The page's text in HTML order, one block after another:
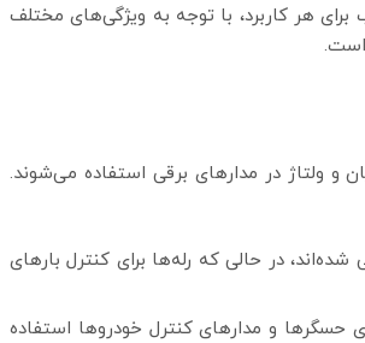
برای هر کاربرد، با توجه به ویژگی‌های مختلف
است.
و ولتاژ در مدارهای برقی استفاده می‌شوند.
در حالی که رله‌ها برای کنترل بارهای
حسگرها و مدارهای کنترل خودروها استفاده